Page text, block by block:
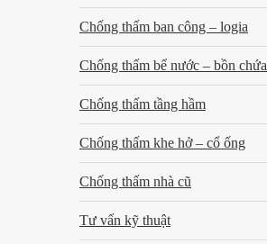
Chống thấm ban công – logia
Chống thấm bể nước – bồn chứa
Chống thấm tầng hầm
Chống thấm khe hở – cổ ống
Chống thấm nhà cũ
Tư vấn kỹ thuật